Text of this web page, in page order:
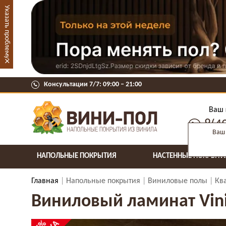
Консультации 7/7: 09:00 ‒ 21:00
Ваш
Ваш
НАПОЛЬНЫЕ ПОКРЫТИЯ НАСТЕННЫЕ
Главная Напольные покрытия Виниловые полы
Виниловый ламинат
Указать проблему
×